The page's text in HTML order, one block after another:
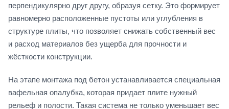
перпендикулярно друг другу, образуя сетку. Это формирует
равномерно расположенные пустоты или углубления в
структуре плиты, что позволяет снижать собственный вес
и расход материалов без ущерба для прочности и
жёсткости конструкции.
На этапе монтажа под бетон устанавливается специальная
вафельная опалубка, которая придает плите нужный
рельеф и полости. Такая система не только уменьшает вес